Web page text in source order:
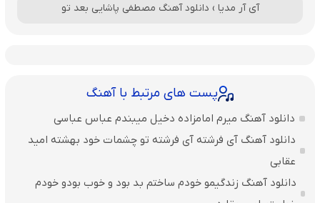
آی آر مدیا › دانلود آهنگ مصطفی پاشایی بعد تو
پست های مرتبط با آهنگ
دانلود آهنگ میرم امامزاده دخیل میبندم عباس عباسی
دانلود آهنگ آی فرشته آی فرشته تو چشمات خود بهشته امید
عقابی
دانلود آهنگ زندگیمو خودم ساختم بد بود و خوب بودو خودم